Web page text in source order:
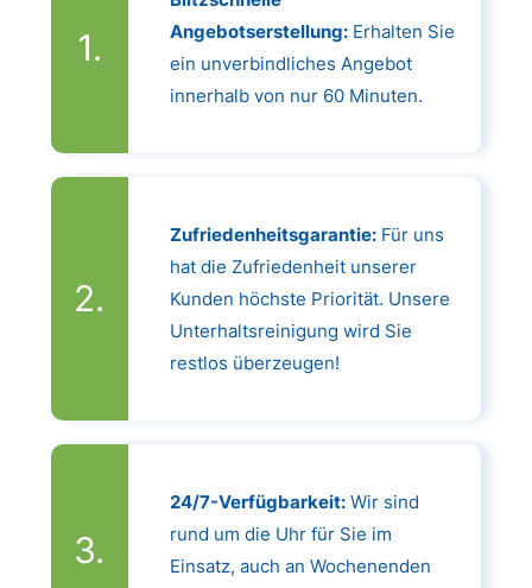
Angebotserstellung:Erhalten Sie
ein unverbindliches Angebot
innerhalb von nur 60 Minuten.
Zufriedenheitsgarantie:Für uns
hat die Zufriedenheit unserer
Kunden höchste Priorität. Unsere
Unterhaltsreinigung wird Sie
restlos überzeugen!
24/7-Verfügbarkeit:Wir sind
rund um die Uhr für Sie im
Einsatz, auch an Wochenenden